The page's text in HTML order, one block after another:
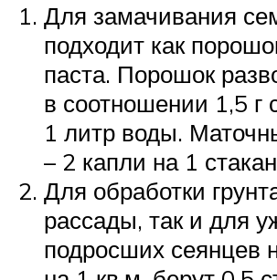
Для замачивания
подходит как
паста. Порошок
в соотношении 1,5 г
1 литр воды.
– 2 капли на 1
Для обработки
рассады, так и для
подросших сеянцев